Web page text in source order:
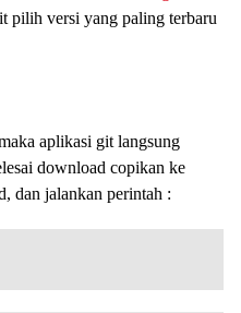
pilih versi yang paling terbaru
aplikasi git langsung
download copikan ke
dan jalankan perintah :